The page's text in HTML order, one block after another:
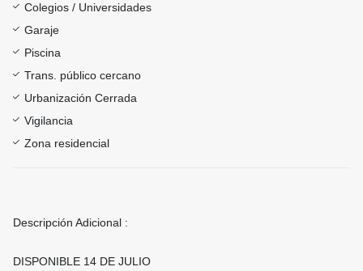
Colegios / Universidades
Garaje
Piscina
Trans. público cercano
Urbanización Cerrada
Vigilancia
Zona residencial
Descripción Adicional :
DISPONIBLE 14 DE JULIO